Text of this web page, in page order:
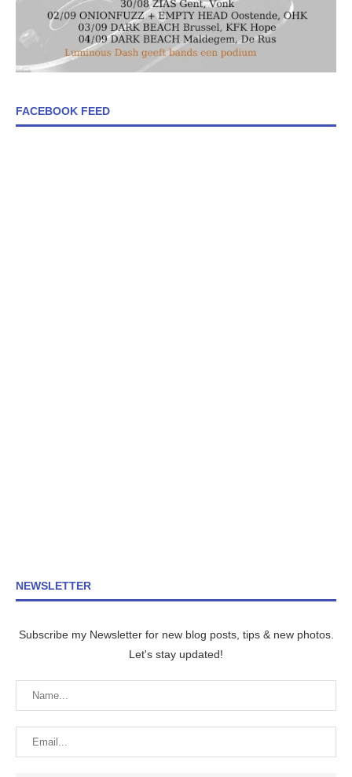
FACEBOOK FEED
NEWSLETTER
Subscribe my Newsletter for new blog posts, tips & new photos.
Let's stay updated!